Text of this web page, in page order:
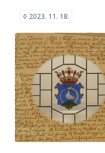
◊ 2023. 11. 18.